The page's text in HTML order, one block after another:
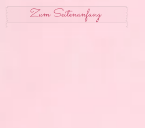
Zum Seitenanfang